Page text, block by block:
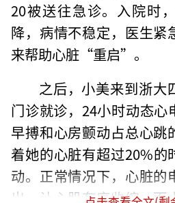
20被送往急诊。入院时
降，病情不稳定，医生紧
来帮助心脏“重启”。
之后，小美来到浙大
门诊就诊，24小时动态心
早搏和心房颤动占总心跳
着她的心脏有超过20%的
动。正常情况下，心脏的
出，让心肌有序收缩。而